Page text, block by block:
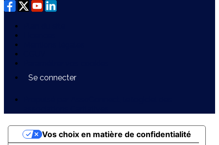
Se connecter
Vos choix en matière de confidentialité